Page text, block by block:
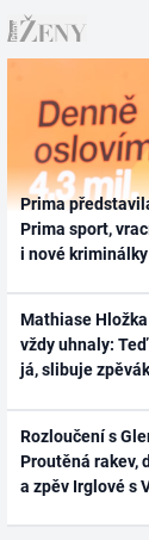
Prima
Prima sport,
i nové kriminálky
Mathiase
vždy uhnaly:
já, slibuje
Rozloučení s
Proutěná rakev,
a zpěv Irglové s